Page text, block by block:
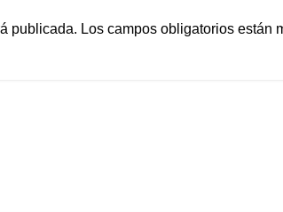
publicada. Los campos obligatorios están